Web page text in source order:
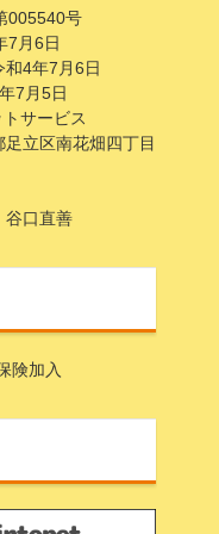
005540号
7月6日
4年7月6日
7月5日
サービス
立区南花畑四丁目
口直善
険加入